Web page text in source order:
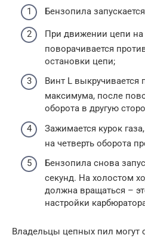
Бензопила
При движении цепи
поворачивается
остановки цепи;
Винт L выкручивается
максимума, после
оборота в другую
Зажимается курок
на четверть оборота
Бензопила снова
секунд. На холостом
должна вращаться –
настройки
Владельцы цепных пил могут